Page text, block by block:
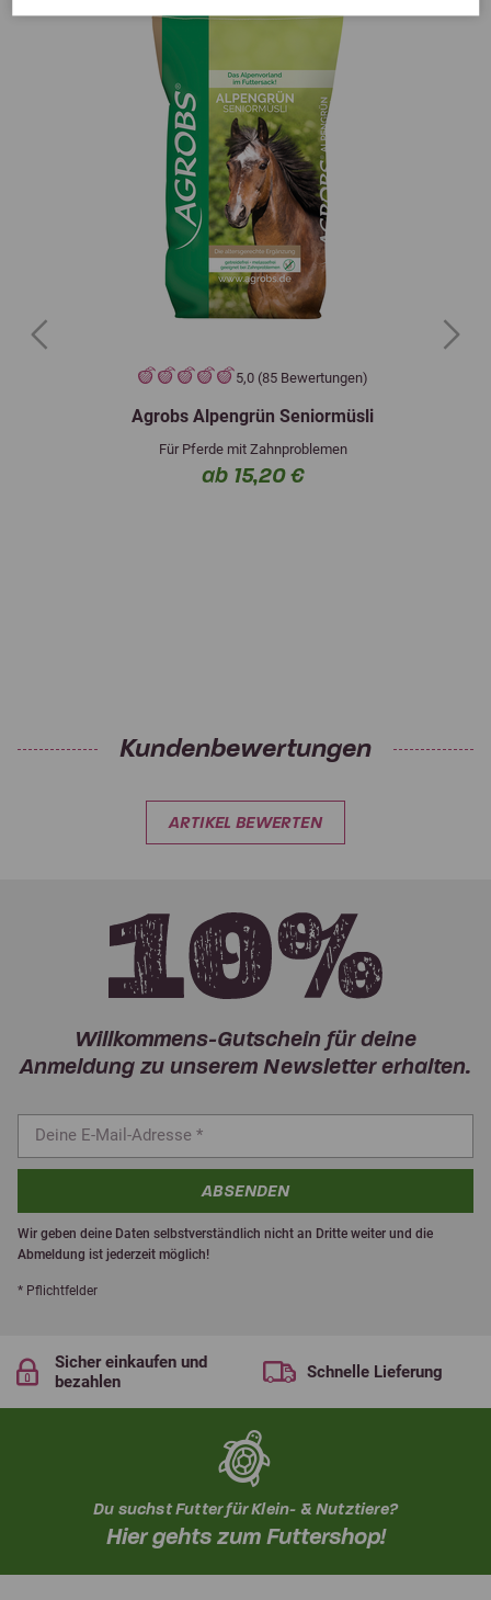
5,0 (85 Bewertungen)
Agrobs Alpengrün Seniormüsli
Für Pferde mit Zahnproblemen
ab 15,20 €
Previous Next
Kundenbewertungen
ARTIKEL BEWERTEN
Willkommens-Gutschein für deine
Anmeldung zu unserem Newsletter erhalten.
ABSENDEN
Wir geben deine Daten selbstverständlich nicht an Dritte weiter und die
Abmeldung ist jederzeit möglich!
* Pflichtfelder
Sicher einkaufen und
bezahlen
Schnelle Lieferung
Du suchst Futter für Klein- & Nutztiere?
Hier gehts zum Futtershop!